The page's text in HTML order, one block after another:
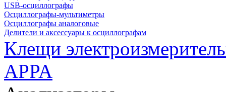
USB-осциллографы
Осциллографы-мультиметры
Осциллографы аналоговые
Делители и аксессуары к осциллографам
Клещи
APPA